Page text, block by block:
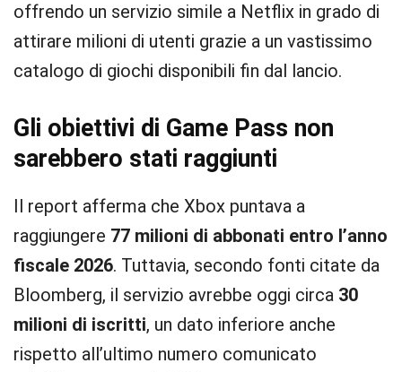
offrendo un servizio simile a Netflix in grado di
attirare milioni di utenti grazie a un vastissimo
catalogo di giochi disponibili fin dal lancio.
Gli obiettivi di Game Pass non
sarebbero stati raggiunti
Il report afferma che Xbox puntava a
raggiungere 77 milioni di abbonati entro l’anno
fiscale 2026. Tuttavia, secondo fonti citate da
Bloomberg, il servizio avrebbe oggi circa 30
milioni di iscritti, un dato inferiore anche
rispetto all’ultimo numero comunicato